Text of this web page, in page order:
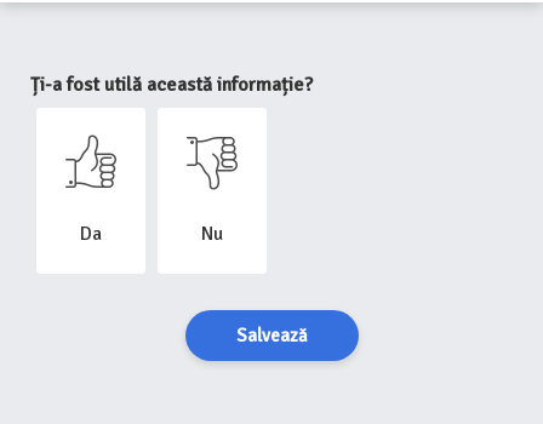
Ți-a fost utilă această informație?
Da Nu
Salvează